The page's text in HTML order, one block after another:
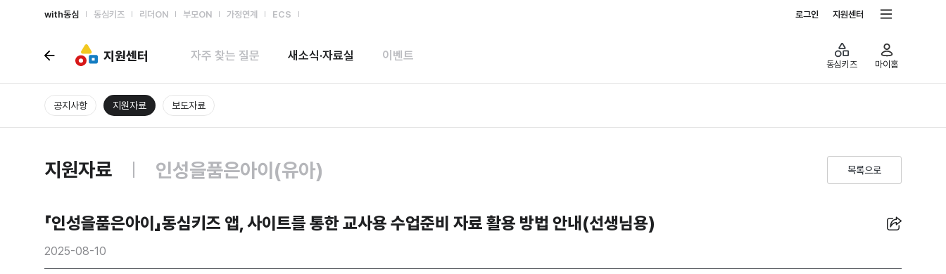
with동심 동심키즈 리더ON 부모ON 가정연계 ECS 로그인 지원센터
지원센터 자주 찾는 질문 새소식·자료실 이벤트
동심키즈 마이홈
공지사항 지원자료 보도자료
지원자료 인성을품은아이(유아) 목록으로
「 인성을품은아이」동심키즈 앱, 사이트를 통한 교사용 수업준비 자료 활용 방법 안내(선생님용)
2025-08-10